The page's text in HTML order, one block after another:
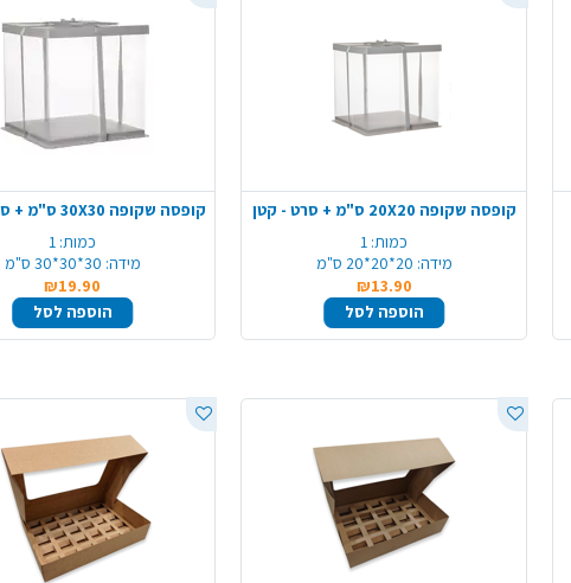
קופסה שקופה 20X20 ס"מ + סרט - קטן
כמות: 1
מידה: 20*20*20 ס"מ
₪13.90
הוספה לסל
כמות: 1
מידה: 30*30*30 ס"מ
₪19.90
הוספה לסל